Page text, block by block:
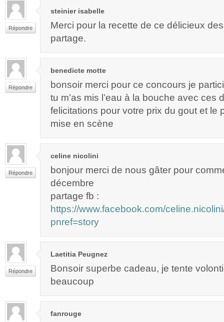
Répondre
steinier isabelle
Merci pour la recette de ce délicieux
partage.
Répondre
benedicte motte
bonsoir merci pour ce concours je
tu m’as mis l’eau à la bouche avec ces
felicitations pour votre prix du gout et le
mise en scène
Répondre
celine nicolini
bonjour merci de nous gâter pour
décembre
partage fb :
https://www.facebook.com/
pnref=story
Répondre
Laetitia Peugnez
Bonsoir superbe cadeau, je tente
beaucoup
fanrouge